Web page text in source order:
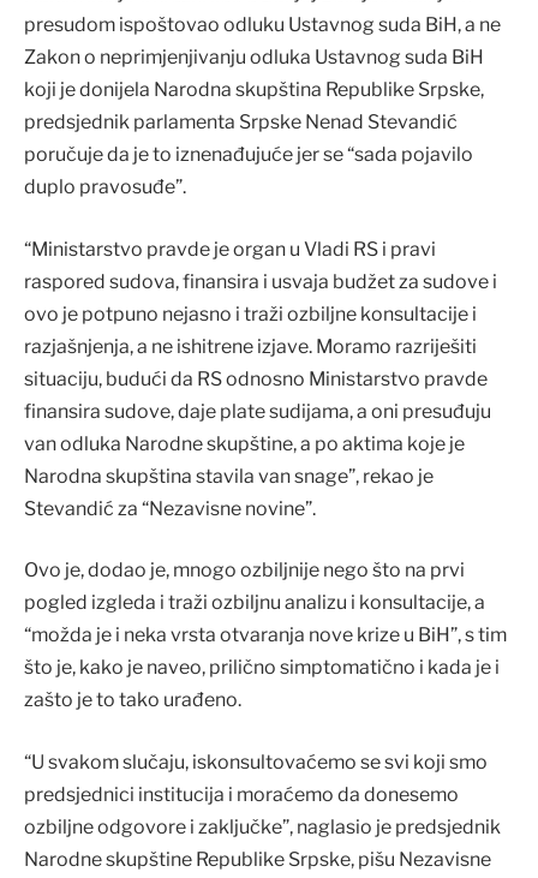
presudom ispoštovao odluku Ustavnog suda BiH, a ne
Zakon o neprimjenjivanju odluka Ustavnog suda BiH
koji je donijela Narodna skupština Republike Srpske,
predsjednik parlamenta Srpske Nenad Stevandić
poručuje da je to iznenađujuće jer se “sada pojavilo
duplo pravosuđe”.
“Ministarstvo pravde je organ u Vladi RS i pravi
raspored sudova, finansira i usvaja budžet za sudove i
ovo je potpuno nejasno i traži ozbiljne konsultacije i
razjašnjenja, a ne ishitrene izjave. Moramo razriješiti
situaciju, budući da RS odnosno Ministarstvo pravde
finansira sudove, daje plate sudijama, a oni presuđuju
van odluka Narodne skupštine, a po aktima koje je
Narodna skupština stavila van snage”, rekao je
Stevandić za “Nezavisne novine”.
Ovo je, dodao je, mnogo ozbiljnije nego što na prvi
pogled izgleda i traži ozbiljnu analizu i konsultacije, a
“možda je i neka vrsta otvaranja nove krize u BiH”, s tim
što je, kako je naveo, prilično simptomatično i kada je i
zašto je to tako urađeno.
“U svakom slučaju, iskonsultovaćemo se svi koji smo
predsjednici institucija i moraćemo da donesemo
ozbiljne odgovore i zaključke”, naglasio je predsjednik
Narodne skupštine Republike Srpske, pišu Nezavisne